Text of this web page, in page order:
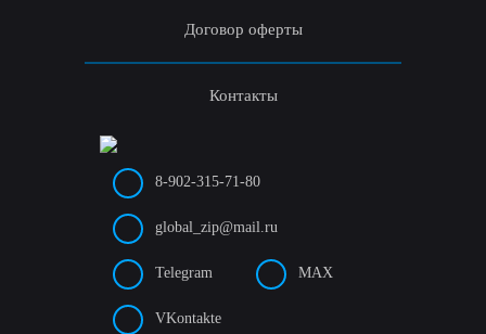
Договор оферты
Контакты
8-902-315-71-80
global_zip@mail.ru
Telegram MAX
VKontakte